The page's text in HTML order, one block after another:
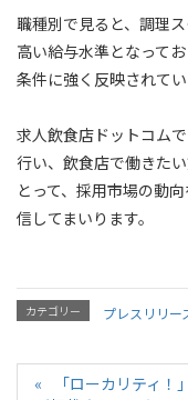
職種別で見ると、調理
高い給与水準となって
条件に強く反映されて
求人飲食店ドットコム
行い、飲食店で働きた
とって、採用市場の動
信してまいります。
カテゴリー プレスリリー
「ローカリティ